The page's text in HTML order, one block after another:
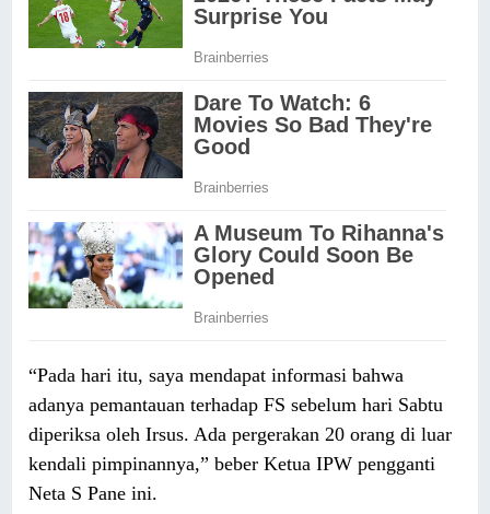
“Pada hari itu, saya mendapat informasi bahwa
adanya pemantauan terhadap FS sebelum hari Sabtu
diperiksa oleh Irsus. Ada pergerakan 20 orang di luar
kendali pimpinannya,” beber Ketua IPW pengganti
Neta S Pane ini.